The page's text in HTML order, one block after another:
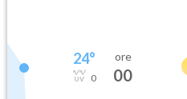
24°
0
ore
00